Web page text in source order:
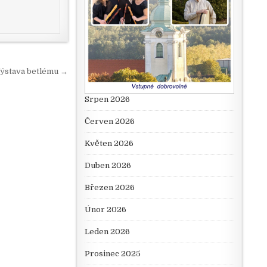
betlému →
Srpen 2026
Červen 2026
Květen 2026
Duben 2026
Březen 2026
Únor 2026
Leden 2026
Prosinec 2025